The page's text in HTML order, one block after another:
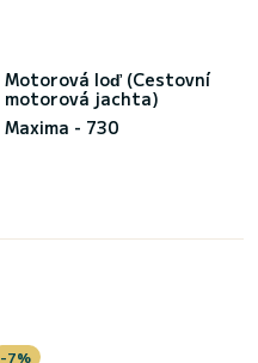
Motorová loď (Cestovní
motorová jachta)
Maxima - 730
-7%